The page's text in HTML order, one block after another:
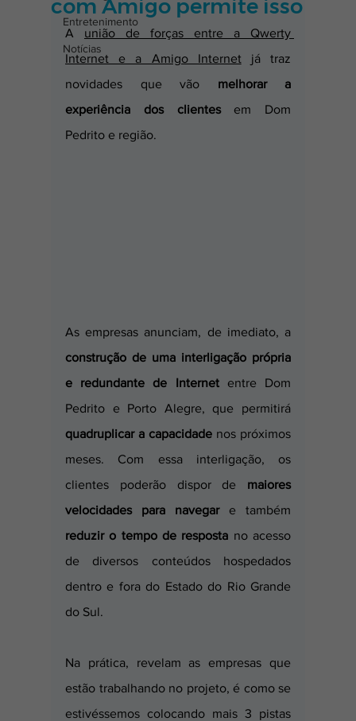
Entretenimento
Notícias
com Amigo permite isso
A união de forças entre a Qwerty
Internet e a Amigo Internet já traz
novidades que vão melhorar a
experiência dos clientes em Dom
Pedrito e região.
construção de uma interligação própria
e redundante de Internet entre Dom
quadruplicar a capacidade nos próximos
meses. Com essa interligação, os
clientes poderão dispor de maiores
velocidades para navegar
reduzir o tempo de resposta no acesso
de diversos conteúdos hospedados
dentro e fora do Estado do Rio Grande
do Sul.
Na prática, revelam as empresas que
estão trabalhando no projeto, é como se
estivéssemos colocando mais 3 pistas